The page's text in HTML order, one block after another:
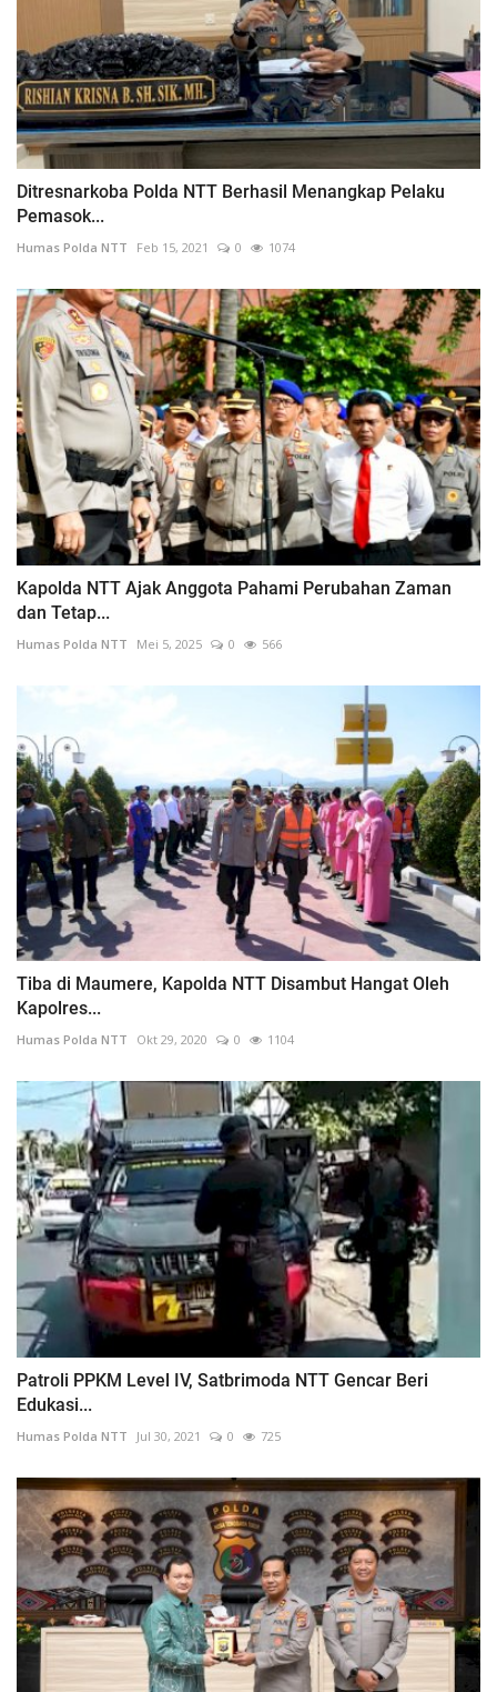
Ditresnarkoba Polda NTT Berhasil Menangkap Pelaku
Pemasok...
Humas Polda NTT Feb 15, 2021 0 1074
Kapolda NTT Ajak Anggota Pahami Perubahan Zaman
dan Tetap...
Humas Polda NTT Mei 5, 2025 0 566
Tiba di Maumere, Kapolda NTT Disambut Hangat Oleh
Kapolres...
Humas Polda NTT Okt 29, 2020 0 1104
Patroli PPKM Level IV, Satbrimoda NTT Gencar Beri
Edukasi...
Humas Polda NTT Jul 30, 2021 0 725